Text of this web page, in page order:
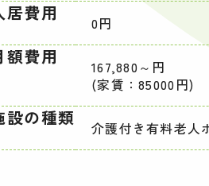
居費用 0円
額費用
167,880～円
(家賃：85000円)
設の種類 介護付き有料老人